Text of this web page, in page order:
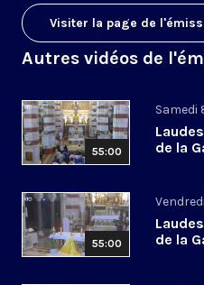
Visiter la page de
Autres vidéos de
55:00
Samedi
de la
55:00
de la